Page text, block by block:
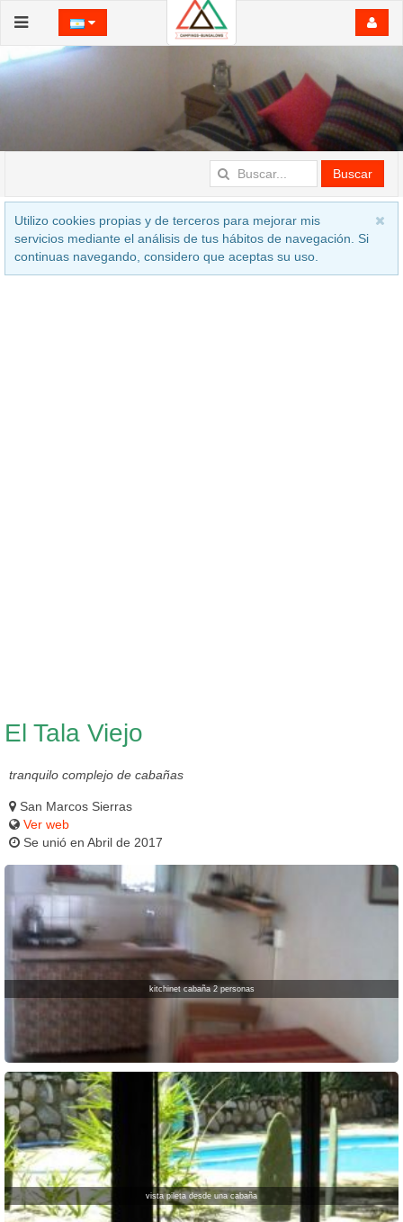
Buscar
Utilizo cookies propias y de terceros para mejorar mis
servicios mediante el análisis de tus hábitos de navegación. Si
continuas navegando, considero que aceptas su uso.
El Tala Viejo
tranquilo complejo de cabañas
San Marcos Sierras
Ver web
Se unió en Abril de 2017
kitchinet cabaña 2 personas
vista pileta desde una cabaña